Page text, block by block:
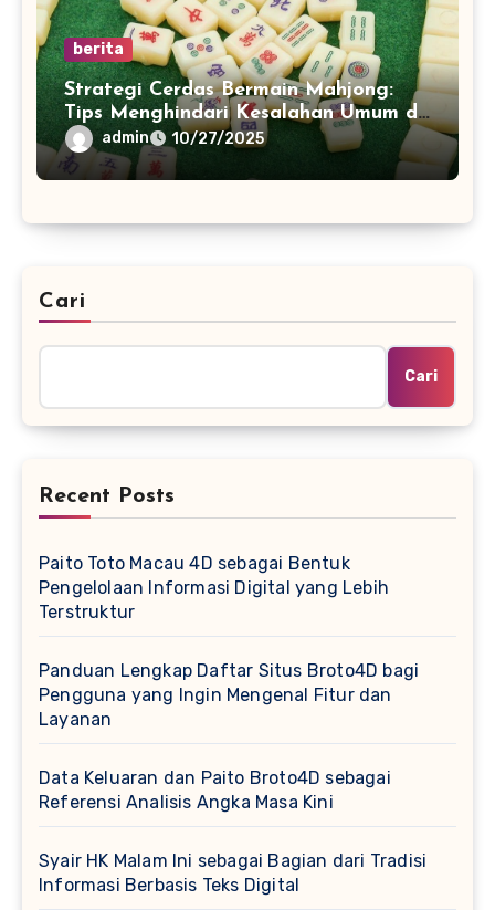
berita
Strategi Cerdas Bermain Mahjong:
Tips Menghindari Kesalahan Umum di
Chinaadmin 10/27/2025
Cari
Cari
Recent Posts
Paito Toto Macau 4D sebagai Bentuk
Pengelolaan Informasi Digital yang Lebih
Terstruktur
Panduan Lengkap Daftar Situs Broto4D bagi
Pengguna yang Ingin Mengenal Fitur dan
Layanan
Data Keluaran dan Paito Broto4D sebagai
Referensi Analisis Angka Masa Kini
Syair HK Malam Ini sebagai Bagian dari Tradisi
Informasi Berbasis Teks Digital